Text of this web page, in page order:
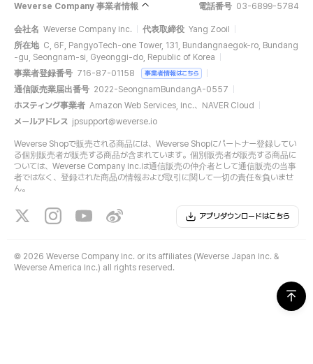
Weverse Company 事業者情報 電話番号 03-6899-5784
会社名 Weverse Company Inc. 代表取締役 Yang Zooil
所在地 C, 6F, PangyoTech-one Tower, 131, Bundangnaegok-ro, Bundang
-gu, Seongnam-si, Gyeonggi-do, Republic of Korea
事業者登録番号 716-87-01158 事業者情報はこちら
通信販売業届出番号 2022-SeongnamBundangA-0557
ホスティング事業者 Amazon Web Services, Inc.、NAVER Cloud
メールアドレス jpsupport@weverse.io
Weverse Shopで販売される商品には、Weverse Shopにパートナー登録してい
る個別販売者が販売する商品が含まれています。個別販売者が販売する商品に
ついては、Weverse Company Inc.は通信販売の仲介者として通信販売の当事
者ではなく、登録された商品の情報および取引に関して一切の責任を負いませ
ん。
アプリダウンロードはこちら
© 2026 Weverse Company Inc. or its affiliates (Weverse Japan Inc. &
Weverse America Inc.) all rights reserved.